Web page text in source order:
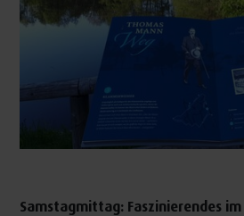
Samstagmittag: Faszinierendes